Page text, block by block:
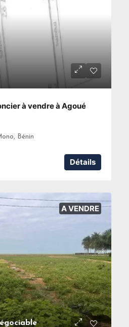
à vendre à Agoué
Bénin
Détails
A VENDRE